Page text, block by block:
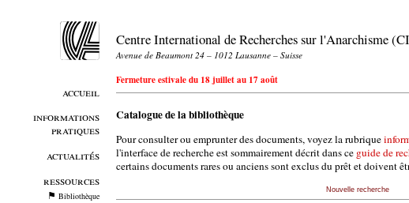
accueil
informations
pratiques
actualités
ressources
Bibliothèque
Centre International de Recherches sur l'Anarchisme
Avenue de Beaumont 24 – 1012 Lausanne – Suisse
Fermeture estivale du 18 juillet au 17 août
Catalogue de la bibliothèque
Pour consulter ou emprunter des documents, voyez la rubrique
l'interface de recherche est sommairement décrit dans ce guide de
certains documents rares ou anciens sont exclus du prêt et doivent
Nouvelle recherche